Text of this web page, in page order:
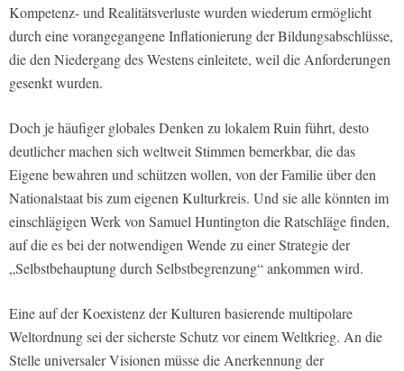
Kompetenz- und Realitätsverluste wurden wiederum ermöglicht
durch eine vorangegangene Inflationierung der Bildungsabschlüsse,
die den Niedergang des Westens einleitete, weil die Anforderungen
gesenkt wurden.
Doch je häufiger globales Denken zu lokalem Ruin führt, desto
deutlicher machen sich weltweit Stimmen bemerkbar, die das
Eigene bewahren und schützen wollen, von der Familie über den
Nationalstaat bis zum eigenen Kulturkreis. Und sie alle könnten im
einschlägigen Werk von Samuel Huntington die Ratschläge finden,
auf die es bei der notwendigen Wende zu einer Strategie der
„Selbstbehauptung durch Selbstbegrenzung“ ankommen wird.
Eine auf der Koexistenz der Kulturen basierende multipolare
Weltordnung sei der sicherste Schutz vor einem Weltkrieg. An die
Stelle universaler Visionen müsse die Anerkennung der